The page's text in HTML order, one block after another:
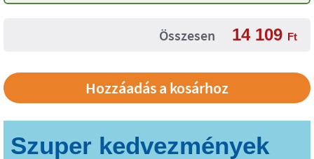
Összesen 14 109 Ft